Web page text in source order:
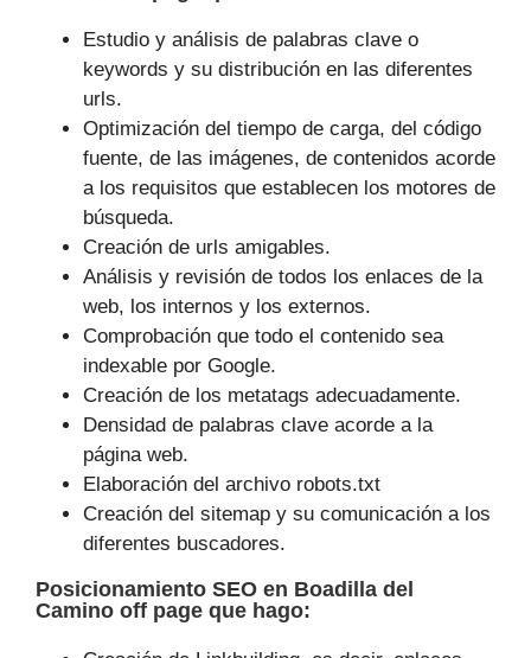
Estudio y análisis de palabras clave o
keywords y su distribución en las diferentes
urls.
Optimización del tiempo de carga, del código
fuente, de las imágenes, de contenidos acorde
a los requisitos que establecen los motores de
búsqueda.
Creación de urls amigables.
Análisis y revisión de todos los enlaces de la
web, los internos y los externos.
Comprobación que todo el contenido sea
indexable por Google.
Creación de los metatags adecuadamente.
Densidad de palabras clave acorde a la
página web.
Elaboración del archivo robots.txt
Creación del sitemap y su comunicación a los
diferentes buscadores.
Posicionamiento SEO en Boadilla del
Camino off page que hago: